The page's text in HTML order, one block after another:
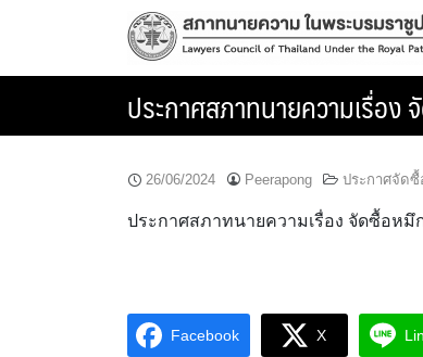
ประกาศสภาทนายความเรื่อง
26/06/2024 Peerapong ประกาศจัดซื้
ประกาศสภาทนายความเรื่อง จัดซื้อหมึ
Facebook X